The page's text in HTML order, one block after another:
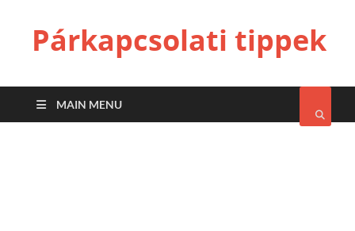
Párkapcsolati tippek
MAIN MENU